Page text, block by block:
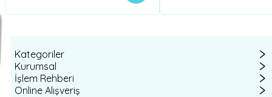
Kategoriler
Kurumsal
İşlem Rehberi
Online Alışveriş